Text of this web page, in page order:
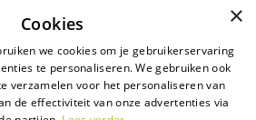
×
Cookies
we cookies om je gebruikerservaring
te personaliseren. We gebruiken ook
verzamelen voor het personaliseren van
de effectiviteit van onze advertenties via